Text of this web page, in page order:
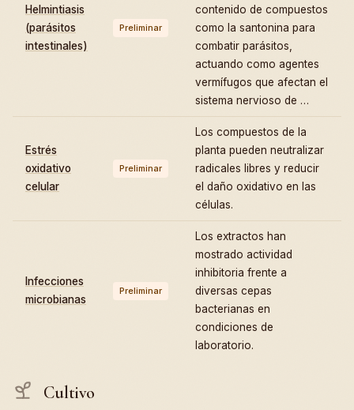
Helmintiasis
(parásitos
intestinales)
Preliminar
contenido de compuestos
como la santonina para
combatir parásitos,
actuando como agentes
vermífugos que afectan el
sistema nervioso de …
Estrés
oxidativo
celular
Preliminar
Los compuestos de la
planta pueden neutralizar
radicales libres y reducir
el daño oxidativo en las
células.
Infecciones
microbianas
Preliminar
Los extractos han
mostrado actividad
inhibitoria frente a
diversas cepas
bacterianas en
condiciones de
laboratorio.
Cultivo